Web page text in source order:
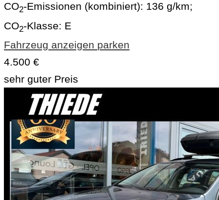
CO2-Emissionen (kombiniert): 136 g/km;
CO2-Klasse: E
Fahrzeug anzeigen parken
4.500 €
sehr guter Preis